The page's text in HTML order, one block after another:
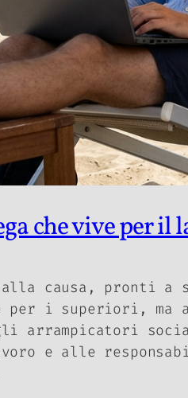
che vive per il
causa, pronti
per i superiori, ma
arrampicatori
e alle